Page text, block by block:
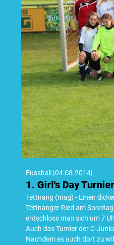
Fussball [04.08.2014]
1. Girl's Day
Tettnang (mag) - Einen
Tettnanger Ried am
entschloss man sich um 7
Auch das Turnier der C-
Nachdem es auch dort zu